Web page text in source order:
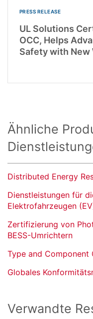
PRESS RELEASE
UL Solutions
OCC, Helps
Safety with
Ähnliche
Distributed Energy
Dienstleistungen für
Elektrofahrzeugen
Zertifizierung von
BESS-Umrichtern
Type and
Globales
Verwandte